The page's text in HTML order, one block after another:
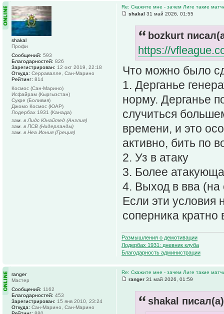
Re: Скажите мне - зачем Лиге такие
shakal 31 май 2026, 01:55
bozkurt
https://
Что можно было
1. Дерганье
норму. Дерганье
случиться
времени, и это
активно, бить по
2. Уз в атаку
3. Более
4. Выход в вва (на
Если эти условия
соперника
Размышления о демотивации
Лодербах 1931: дневник клуба
Благодарность администрации
shakal
Профи
Сообщений: 593
Благодарностей: 826
Зарегистрирован: 12 окт 2019, 22:18
Откуда: Серравалле, Сан-Марино
Рейтинг: 814
Космос (Сан-Марино)
Исфайрам (Кыргызстан)
Сукре (Боливия)
Джомо Космос (ЮАР)
Лодербах 1931 (Канада)
зам. в Лидс Юнайтед (Англия)
зам. в ПСВ (Нидерланды)
зам. в Неа Иония (Греция)
Re: Скажите мне - зачем Лиге такие
ranger 31 май 2026, 01:59
shakal
ranger
Мастер
Сообщений: 1162
Благодарностей: 453
Зарегистрирован: 15 янв 2010, 23:24
Откуда: Сан-Марино, Сан-Марино